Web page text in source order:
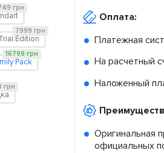
грн
Edition
7999 грн
Pack
16799 грн
грн
Оплата:
Платежная
На расчетный
Наложенный
Оригинальная
официальных